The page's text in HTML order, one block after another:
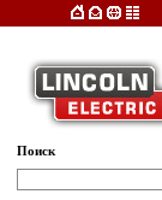
Поиск